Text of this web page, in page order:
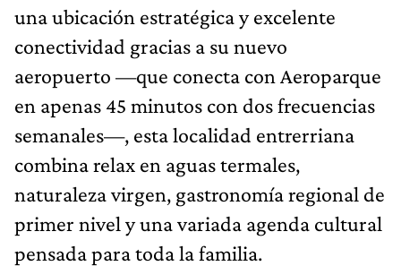
una ubicación estratégica y excelente
conectividad gracias a su nuevo
aeropuerto —que conecta con Aeroparque
en apenas 45 minutos con dos frecuencias
semanales—, esta localidad entrerriana
combina relax en aguas termales,
naturaleza virgen, gastronomía regional de
primer nivel y una variada agenda cultural
pensada para toda la familia.